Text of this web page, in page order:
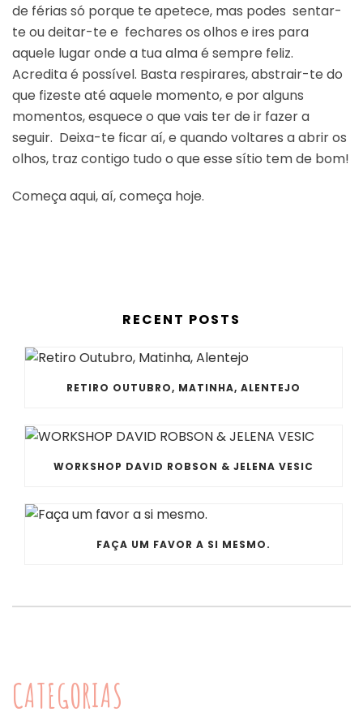
de férias só porque te apetece, mas podes sentar-
te ou deitar-te e fechares os olhos e ires para
aquele lugar onde a tua alma é sempre feliz.
Acredita é possível. Basta respirares, abstrair-te do
que fizeste até aquele momento, e por alguns
momentos, esquece o que vais ter de ir fazer a
seguir. Deixa-te ficar aí, e quando voltares a abrir os
olhos, traz contigo tudo o que esse sítio tem de bom!
Começa aqui, aí, começa hoje.
RECENT POSTS
RETIRO OUTUBRO, MATINHA, ALENTEJO
WORKSHOP DAVID ROBSON & JELENA VESIC
FAÇA UM FAVOR A SI MESMO.
CATEGORIAS